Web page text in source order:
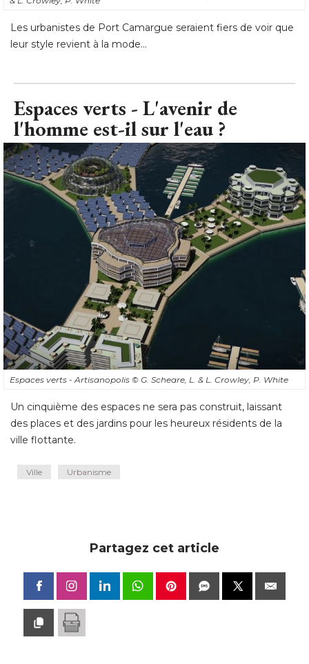
Les urbanistes de Port Camargue seraient fiers de voir que
leur style revient à la mode...
Espaces verts - L'avenir de
l'homme est-il sur l'eau ?
Espaces verts - Artisanopolis © G. Scheare, L. & L. Crowley, P. White
Un cinquième des espaces ne sera pas construit, laissant
des places et des jardins pour les heureux résidents de la
ville flottante.
Ville Urbanisme
Partagez cet article